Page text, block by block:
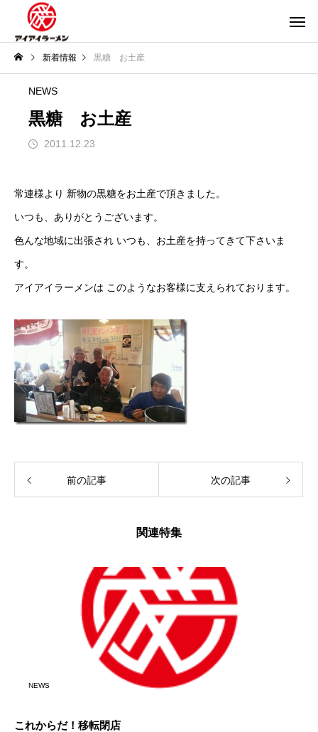
新着情報 黒糖 お土産
NEWS
黒糖 お土産
2011.12.23
常連様より 新物の黒糖をお土産で頂きました。
いつも、ありがとうございます。
色んな地域に出張され いつも、お土産を持ってきて下さいま
す。
アイアイラーメンは このようなお客様に支えられております。
前の記事 次の記事
関連特集
NEWS
これからだ！移転閉店